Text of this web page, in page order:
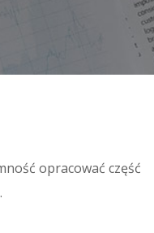
opracować część